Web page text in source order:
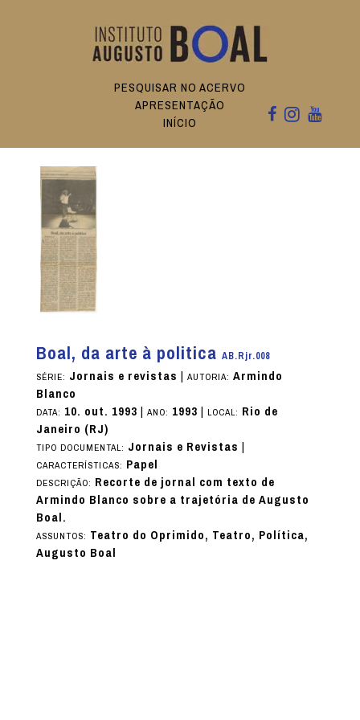
PESQUISAR NO ACERVO
APRESENTAÇÃO
INÍCIO
Boal, da arte à politica AB.Rjr.008
SÉRIE: Jornais e revistas | AUTORIA: Armindo
Blanco
DATA: 10. out. 1993| ANO: 1993| LOCAL: Rio de
Janeiro (RJ)
TIPO DOCUMENTAL: Jornais e Revistas |
CARACTERÍSTICAS: Papel
DESCRIÇÃO: Recorte de jornal com texto de
Armindo Blanco sobre a trajetória de Augusto
Boal.
ASSUNTOS: Teatro do Oprimido, Teatro, Política,
Augusto Boal